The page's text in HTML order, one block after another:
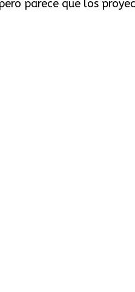
parece que los